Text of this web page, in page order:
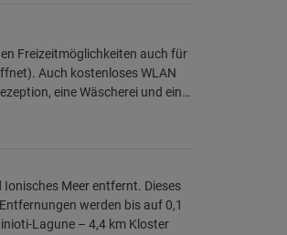
Freizeitmöglichkeiten auch für
Auch kostenloses WLAN
eine Wäscherei und ein…
Meer entfernt. Dieses
werden bis auf 0,1
Lagune – 4,4 km Kloster